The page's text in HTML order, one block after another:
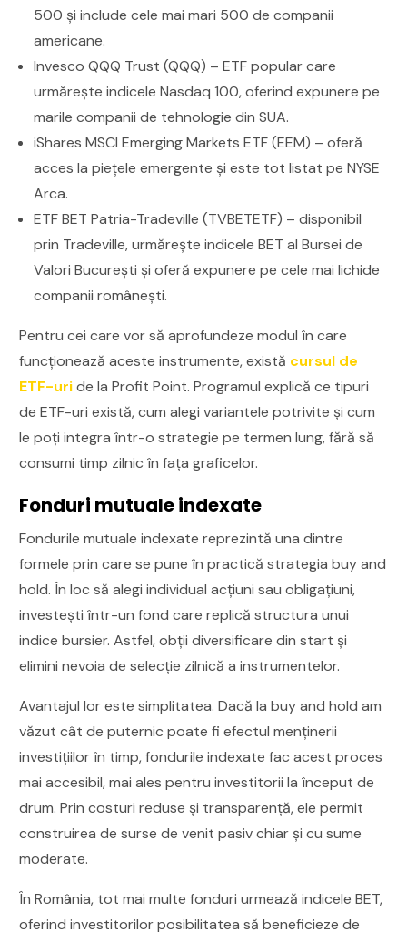
500 și include cele mai mari 500 de companii
americane.
Invesco QQQ Trust (QQQ) – ETF popular care
urmărește indicele Nasdaq 100, oferind expunere pe
marile companii de tehnologie din SUA.
iShares MSCI Emerging Markets ETF (EEM) – oferă
acces la piețele emergente și este tot listat pe NYSE
Arca.
ETF BET Patria-Tradeville (TVBETETF) – disponibil
prin Tradeville, urmărește indicele BET al Bursei de
Valori București și oferă expunere pe cele mai lichide
companii românești.
Pentru cei care vor să aprofundeze modul în care
funcționează aceste instrumente, există cursul de
ETF-uride la Profit Point. Programul explică ce tipuri
de ETF-uri există, cum alegi variantele potrivite și cum
le poți integra într-o strategie pe termen lung, fără să
consumi timp zilnic în fața graficelor.
Fonduri mutuale indexate
Fondurile mutuale indexate reprezintă una dintre
formele prin care se pune în practică strategia buy and
hold. În loc să alegi individual acțiuni sau obligațiuni,
investești într-un fond care replică structura unui
indice bursier. Astfel, obții diversificare din start și
elimini nevoia de selecție zilnică a instrumentelor.
Avantajul lor este simplitatea. Dacă la buy and hold am
văzut cât de puternic poate fi efectul menținerii
investițiilor în timp, fondurile indexate fac acest proces
mai accesibil, mai ales pentru investitorii la început de
drum. Prin costuri reduse și transparență, ele permit
construirea de surse de venit pasiv chiar și cu sume
moderate.
În România, tot mai multe fonduri urmează indicele BET,
oferind investitorilor posibilitatea să beneficieze de